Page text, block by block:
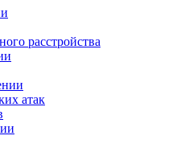
расстройства
атак